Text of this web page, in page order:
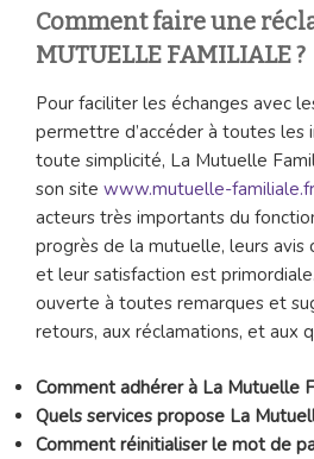
Comment faire une
MUTUELLE FAMILIALE ?
Pour faciliter les échanges avec
permettre d’accéder à toutes les
toute simplicité, La Mutuelle
son site www.mutuelle-familiale.fr
acteurs très importants du
progrès de la mutuelle, leurs avis
et leur satisfaction est
ouverte à toutes remarques et
retours, aux réclamations, et aux
Comment adhérer à La Mutuelle
Quels services propose La
Comment réinitialiser le mot de